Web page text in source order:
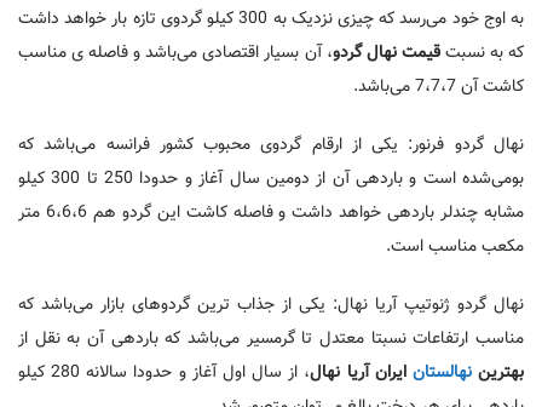
به اوج خود می‌رسد که چیزی نزدیک به 300 کیلو گردوی تازه بار خواهد داشت
که به نسبتقیمت نهال گردو، آن بسیار اقتصادی می‌باشد و فاصله ی مناسب
کاشت آن 7،7،7 می‌باشد.
نهال گردو فرنور: یکی از ارقام گردوی محبوب کشور فرانسه می‌باشد که
بومی‌شده است و باردهی آن از دومین سال آغاز و حدودا 250 تا 300 کیلو
مشابه چندلر باردهی خواهد داشت و فاصله کاشت این گردو هم 6،6،6 متر
مکعب مناسب است.
نهال گردو ژنوتیپ آریا نهال: یکی از جذاب ترین گردوهای بازار می‌باشد که
مناسب ارتفاعات نسبتا معتدل تا گرمسیر می‌باشد که باردهی آن به نقل از
بهترین نهالستان ایران آریا نهال
، از سال اول آغاز و حدودا سالانه 280 کیلو